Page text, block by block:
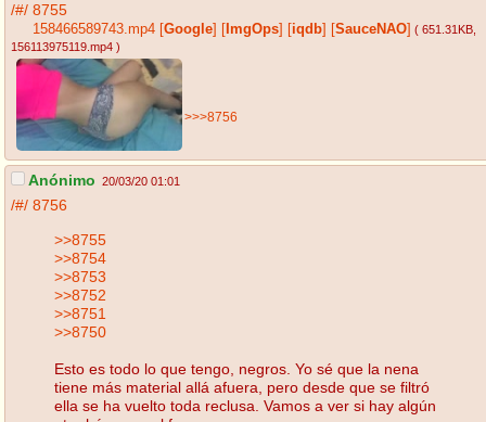
/#/ 8755
158466589743.mp4 [Google] [ ImgOps] [iqdb] [SauceNAO] ( 651.31KB
156113975119.mp4 )
>>>8756
Anónimo 20/03/20 01:01
/#/ 8756
>>8755
>>8754
>>8753
>>8752
>>8751
>>8750
Esto es todo lo que tengo, negros. Yo sé que la nena
tiene más material allá afuera, pero desde que se filtró
ella se ha vuelto toda reclusa. Vamos a ver si hay algún